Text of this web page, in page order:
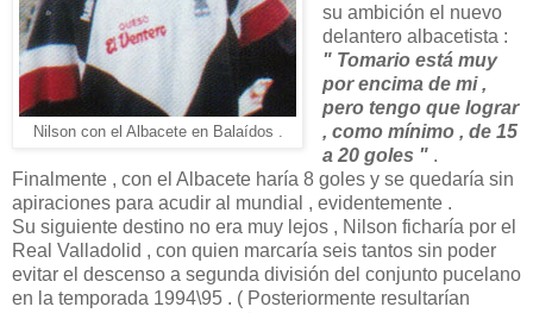
Nilson con el Albacete en Balaídos .
su ambición el nuevo
delantero albacetista :
" Tomario está muy
por encima de mi ,
pero tengo que lograr
, como mínimo , de 15
a 20 goles ".
Finalmente , con el Albacete haría 8 goles y se quedaría sin
apiraciones para acudir al mundial , evidentemente .
Su siguiente destino no era muy lejos , Nilson ficharía por el
Real Valladolid , con quien marcaría seis tantos sin poder
evitar el descenso a segunda división del conjunto pucelano
en la temporada 1994\95 . ( Posteriormente resultarían